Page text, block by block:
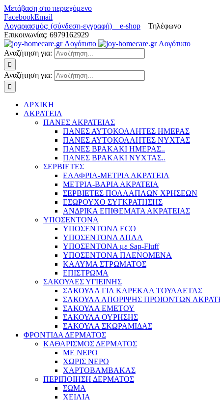
Μετάβαση στο περιεχόμενο
FacebookEmail
Λογαριασμός: (σύνδεση-εγγραφή) e-shop Τηλέφωνο
Επικοινωνίας: 6979162929
Αναζήτηση για:
Αναζήτηση για:
ΑΡΧΙΚΗ
ΑΚΡΑΤΕΙΑ
ΠΑΝΕΣ ΑΚΡΑΤΕΙΑΣ
ΠΑΝΕΣ ΑΥΤΟΚΟΛΛΗΤΕΣ ΗΜΕΡΑΣ
ΠΑΝΕΣ ΑΥΤΟΚΟΛΛΗΤΕΣ ΝΥΧΤΑΣ
ΠΑΝΕΣ ΒΡΑΚΑΚΙ ΗΜΕΡΑΣ..
ΠΑΝΕΣ ΒΡΑΚΑΚΙ ΝΥΧΤΑΣ..
ΣΕΡΒΙΕΤΕΣ
ΕΛΑΦΡΙΑ-ΜΕΤΡΙΑ ΑΚΡΑΤΕΙΑ
ΜΕΤΡΙΑ-ΒΑΡΙΑ ΑΚΡΑΤΕΙΑ
ΣΕΡΒΙΕΤΕΣ ΠΟΛΛΑΠΛΩΝ ΧΡΗΣΕΩΝ
ΕΣΩΡΟΥΧΟ ΣΥΓΚΡΑΤΗΣΗΣ
ΑΝΔΡΙΚΑ ΕΠΙΘΕΜΑΤΑ ΑΚΡΑΤΕΙΑΣ
ΥΠΟΣΕΝΤΟΝΑ
ΥΠΟΣΕΝΤΟΝΑ ECO
ΥΠΟΣΕΝΤΟΝΑ ΑΠΛΑ
ΥΠΟΣΕΝΤΟΝΑ με Sap-Fluff
ΥΠΟΣΕΝΤΟΝΑ ΠΛΕΝΟΜΕΝΑ
ΚΑΛΥΜΑ ΣΤΡΩΜΑΤΟΣ
ΕΠΙΣΤΡΩΜΑ
ΣΑΚΟΥΛΕΣ ΥΓΙΕΙΝΗΣ
ΣΑΚΟΥΛΑ ΓΙΑ ΚΑΡΕΚΛΑ ΤΟΥΑΛΕΤΑΣ
ΣΑΚΟΥΛΑ ΑΠΟΡΙΨΗΣ ΠΡΟΙΟΝΤΩΝ
ΣΑΚΟΥΛΑ ΕΜΕΤΟΥ
ΣΑΚΟΥΛΑ ΟΥΡΗΣΗΣ
ΣΑΚΟΥΛΑ ΣΚΩΡΑΜΙΔΑΣ
ΦΡΟΝΤΙΔΑ ΔΕΡΜΑΤΟΣ
ΚΑΘΑΡΙΣΜΟΣ ΔΕΡΜΑΤΟΣ
ΜΕ ΝΕΡΟ
ΧΩΡΙΣ ΝΕΡΟ
ΧΑΡΤΟΒΑΜΒΑΚΑΣ
ΠΕΡΙΠΟΙΗΣΗ ΔΕΡΜΑΤΟΣ
ΣΩΜΑ
ΧΕΙΛΙΑ